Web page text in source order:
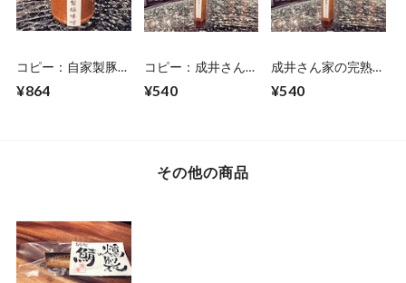
コピー：自家製豚味
¥864
コピー：成井さん家
ング
¥540
成井さん家の完熟玉
¥540
その他の商品